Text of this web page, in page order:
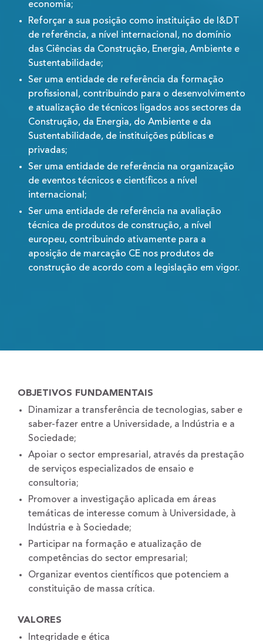
economia;
Reforçar a sua posição como instituição de I&DT
de referência, a nível internacional, no domínio
das Ciências da Construção, Energia, Ambiente e
Sustentabilidade;
Ser uma entidade de referência da formação
profissional, contribuindo para o desenvolvimento
e atualização de técnicos ligados aos sectores da
Construção, da Energia, do Ambiente e da
Sustentabilidade, de instituições públicas e
privadas;
Ser uma entidade de referência na organização
de eventos técnicos e científicos a nível
internacional;
Ser uma entidade de referência na avaliação
técnica de produtos de construção, a nível
europeu, contribuindo ativamente para a
aposição de marcação CE nos produtos de
construção de acordo com a legislação em vigor.
OBJETIVOS FUNDAMENTAIS
Dinamizar a transferência de tecnologias, saber e
saber-fazer entre a Universidade, a Indústria e a
Sociedade;
Apoiar o sector empresarial, através da prestação
de serviços especializados de ensaio e
consultoria;
Promover a investigação aplicada em áreas
temáticas de interesse comum à Universidade, à
Indústria e à Sociedade;
Participar na formação e atualização de
competências do sector empresarial;
Organizar eventos científicos que potenciem a
constituição de massa crítica.
VALORES
Integridade e ética